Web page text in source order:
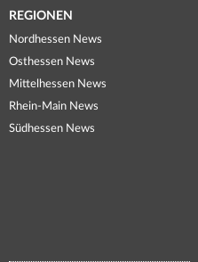
REGIONEN
Nordhessen News
Osthessen News
Mittelhessen News
Rhein-Main News
Südhessen News